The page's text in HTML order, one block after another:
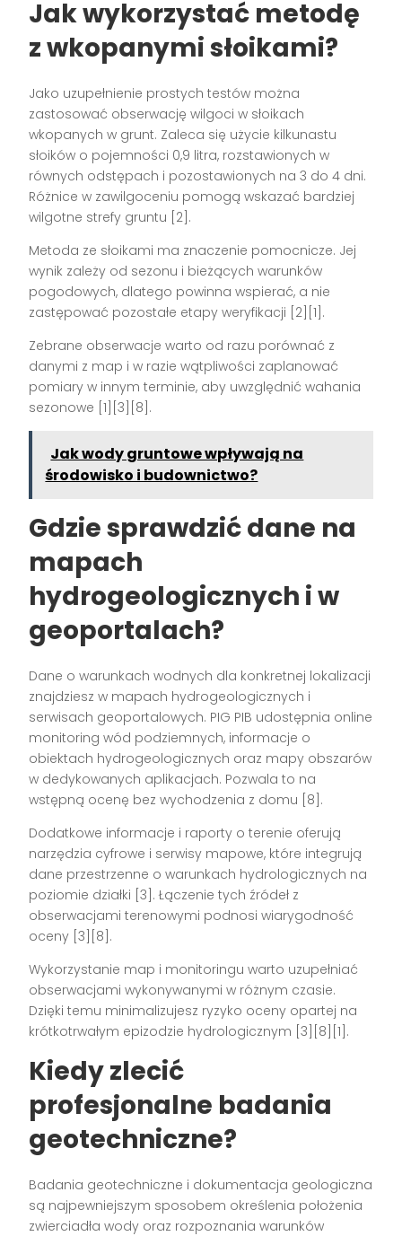
Jak wykorzystać metodę
z wkopanymi słoikami?
Jako uzupełnienie prostych testów można
zastosować obserwację wilgoci w słoikach
wkopanych w grunt. Zaleca się użycie kilkunastu
słoików o pojemności 0,9 litra, rozstawionych w
równych odstępach i pozostawionych na 3 do 4 dni.
Różnice w zawilgoceniu pomogą wskazać bardziej
wilgotne strefy gruntu [2].
Metoda ze słoikami ma znaczenie pomocnicze. Jej
wynik zależy od sezonu i bieżących warunków
pogodowych, dlatego powinna wspierać, a nie
zastępować pozostałe etapy weryfikacji [2][1].
Zebrane obserwacje warto od razu porównać z
danymi z map i w razie wątpliwości zaplanować
pomiary w innym terminie, aby uwzględnić wahania
sezonowe [1][3][8].
Jak wody gruntowe wpływają na
środowisko i budownictwo?
Gdzie sprawdzić dane na
mapach
hydrogeologicznych i w
geoportalach?
Dane o warunkach wodnych dla konkretnej lokalizacji
znajdziesz w mapach hydrogeologicznych i
serwisach geoportalowych. PIG PIB udostępnia online
monitoring wód podziemnych, informacje o
obiektach hydrogeologicznych oraz mapy obszarów
w dedykowanych aplikacjach. Pozwala to na
wstępną ocenę bez wychodzenia z domu [8].
Dodatkowe informacje i raporty o terenie oferują
narzędzia cyfrowe i serwisy mapowe, które integrują
dane przestrzenne o warunkach hydrologicznych na
poziomie działki [3]. Łączenie tych źródeł z
obserwacjami terenowymi podnosi wiarygodność
oceny [3][8].
Wykorzystanie map i monitoringu warto uzupełniać
obserwacjami wykonywanymi w różnym czasie.
Dzięki temu minimalizujesz ryzyko oceny opartej na
krótkotrwałym epizodzie hydrologicznym [3][8][1].
Kiedy zlecić
profesjonalne badania
geotechniczne?
Badania geotechniczne i dokumentacja geologiczna
są najpewniejszym sposobem określenia położenia
zwierciadła wody oraz rozpoznania warunków